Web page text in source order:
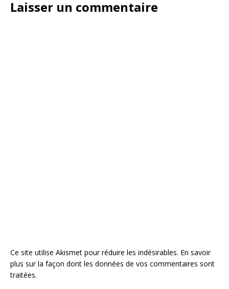
Laisser un commentaire
Ce site utilise Akismet pour réduire les indésirables. En savoir
plus sur la façon dont les données de vos commentaires sont
traitées.